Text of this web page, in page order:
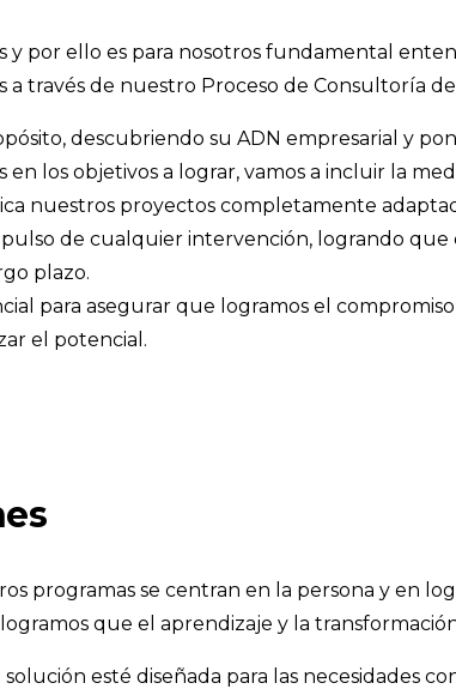
y por ello es para nosotros fundamental
través de nuestro Proceso de Consultoría de
descubriendo su ADN empresarial y
en los objetivos a lograr, vamos a incluir la
nuestros proyectos completamente
de cualquier intervención, logrando
plazo.
para asegurar que logramos el
el potencial.
programas se centran en la persona y en
que el aprendizaje y la
esté diseñada para las necesidades